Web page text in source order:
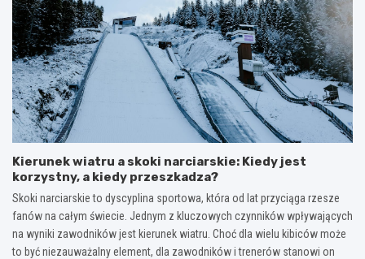
Kierunek wiatru a skoki narciarskie: Kiedy jest
korzystny, a kiedy przeszkadza?
Skoki narciarskie to dyscyplina sportowa, która od lat przyciąga rzesze
fanów na całym świecie. Jednym z kluczowych czynników wpływających
na wyniki zawodników jest kierunek wiatru. Choć dla wielu kibiców może
to być niezauważalny element, dla zawodników i trenerów stanowi on